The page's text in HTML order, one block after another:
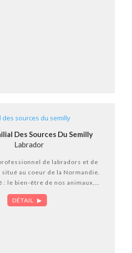
Des Sources Du Semilly
Labrador
de labradors et de
situé au coeur de la Normandie.
: le bien-être de nos animaux,
tous inscrits au LOF.
et venez nous rendre visite.
DÉTAIL